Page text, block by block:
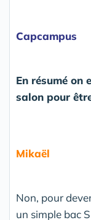
Capcampus
En résumé on
salon pour
Mikaël
Non, pour
un simple bac